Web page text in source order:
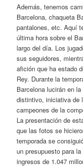
Además, tenemos
Barcelona, chaqueta
pantalones, etc. Aquí
última hora sobre el
largo del día. Los
sus seguidores,
afición que ha estado
Rey. Durante la
Barcelona lucirán en
distintivo, iniciativa de
campeones de la
La presentación de
que las fotos se
temporada se
un presupuesto para
ingresos de 1.047